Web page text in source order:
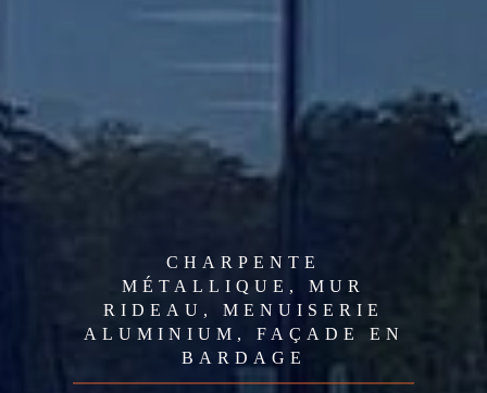
CHARPENTE
MÉTALLIQUE, MUR
RIDEAU, MENUISERIE
ALUMINIUM, FAÇADE EN
BARDAGE